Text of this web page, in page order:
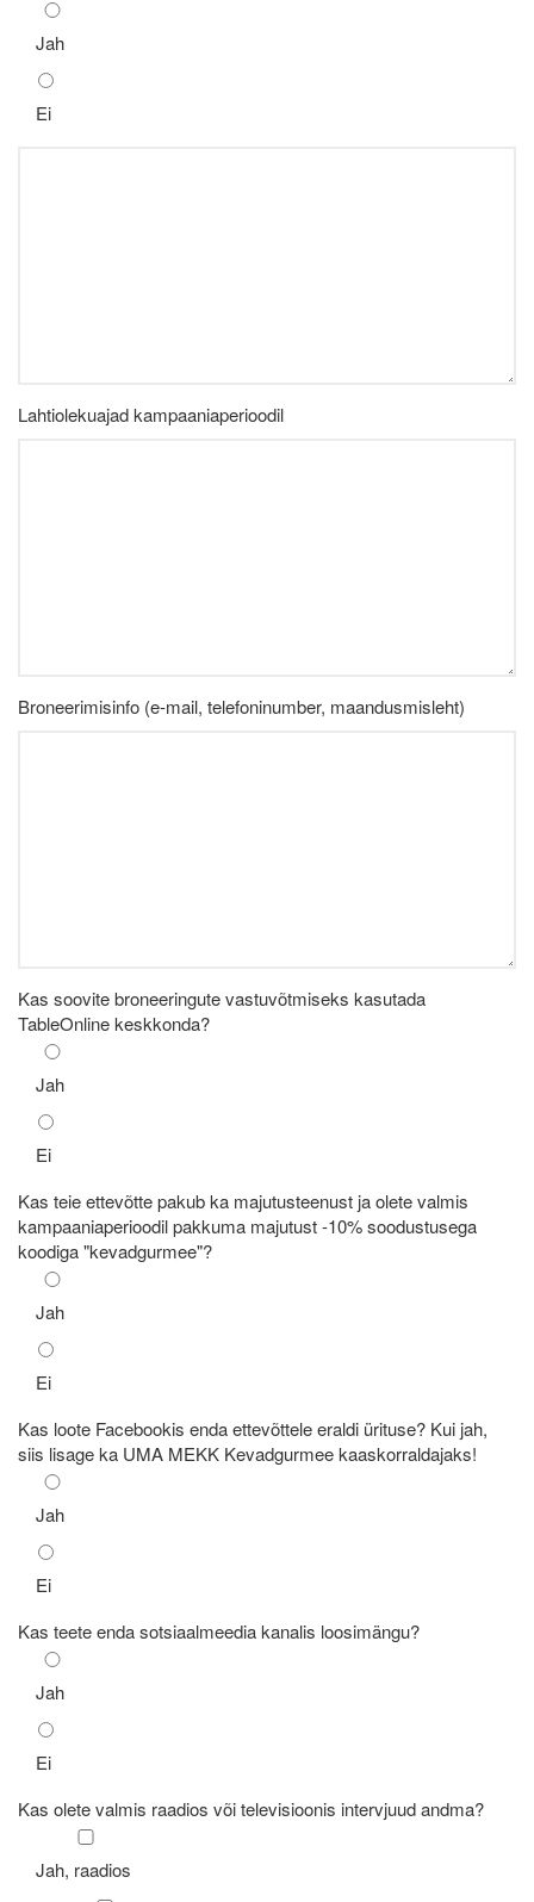
Jah
Ei
Lahtiolekuajad kampaaniaperioodil
Broneerimisinfo (e-mail, telefoninumber, maandusmisleht)
Kas soovite broneeringute vastuvõtmiseks kasutada
TableOnline keskkonda?
Jah
Ei
Kas teie ettevõtte pakub ka majutusteenust ja olete valmis
kampaaniaperioodil pakkuma majutust -10% soodustusega
koodiga "kevadgurmee"?
Jah
Ei
Kas loote Facebookis enda ettevõttele eraldi ürituse? Kui jah,
siis lisage ka UMA MEKK Kevadgurmee kaaskorraldajaks!
Jah
Ei
Kas teete enda sotsiaalmeedia kanalis loosimängu?
Jah
Ei
Kas olete valmis raadios või televisioonis intervjuud andma?
Jah, raadios